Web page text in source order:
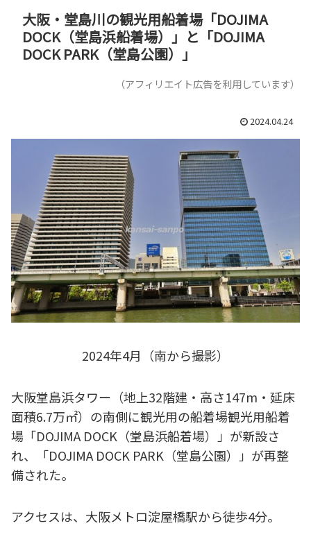
大阪・堂島川の観光用船着場「DOJIMA
DOCK（堂島浜船着場）」と「DOJIMA
DOCK PARK（堂島公園）」
（アフィリエイト広告を利用しています）
2024.04.24
2024年4月（南から撮影）
大阪堂島浜タワー（地上32階建・高さ147m・延床
面積6.7万㎡）の南側に観光用の船着場観光用船着
場「DOJIMA DOCK（堂島浜船着場）」が新設さ
れ、「DOJIMA DOCK PARK（堂島公園）」が再整
備された。
アクセスは、大阪メトロ淀屋橋駅から徒歩4分。